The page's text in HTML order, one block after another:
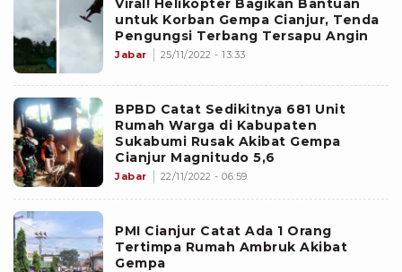
Viral! Helikopter Bagikan Bantuan
untuk Korban Gempa Cianjur, Tenda
Pengungsi Terbang Tersapu Angin
Jabar 25/11/2022 - 13:33
BPBD Catat Sedikitnya 681 Unit
Rumah Warga di Kabupaten
Sukabumi Rusak Akibat Gempa
Cianjur Magnitudo 5,6
Jabar 22/11/2022 - 06:59
PMI Cianjur Catat Ada 1 Orang
Tertimpa Rumah Ambruk Akibat
Gempa